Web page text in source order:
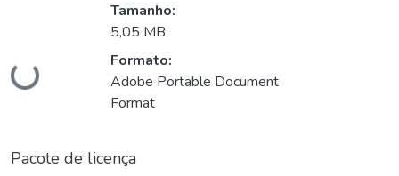
Carregando...
Tamanho:
5,05 MB
Formato:
Adobe Portable Document
Format
Pacote de licença